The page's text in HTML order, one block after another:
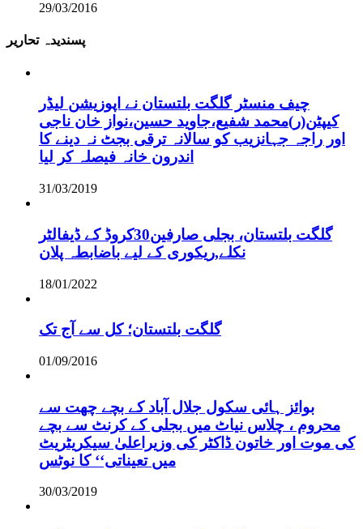
29/03/2016
پسندیدہ تحاریر
چیف منسٹر گلگت بلتستان نے اپوزیشن لیڈر
کیپٹن(ر)محمد شفیع،جاوید حسین،نواز خان ناجی
اور راجہ جہانزیب کو سالانہ ترقی بجٹ نہ دینے کا
اندرون خانہ فیصلہ کر لیا
31/03/2019
گلگت بلتستان، بجلی صارفین30کروڈ کے ڈیفالٹر
نکلے,ریکوری کے لیے باضابطہ پلان
18/01/2022
گلگت بلتستان؛ کل سے آج تک
01/09/2016
بوائز ہائی سکول جلال آباد کے بچے چھت سے
محروم ، چلاس نیاٹ میں بجلی کے کرنٹ سے بچے
کی موت اور خاتون ڈاکٹر کی وزیراعلیٰ سیکریٹریٹ
میں تعیناتی‘‘ کا نوٹس
30/03/2019